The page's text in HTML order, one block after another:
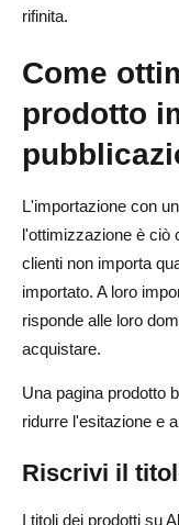
rifinita.
Come
prodotto
L'importazione con
l'ottimizzazione è ciò
clienti non importa
importato. A loro
risponde alle loro
acquistare.
Una pagina prodotto
ridurre l'esitazione e
Riscrivi il
I titoli dei prodotti su